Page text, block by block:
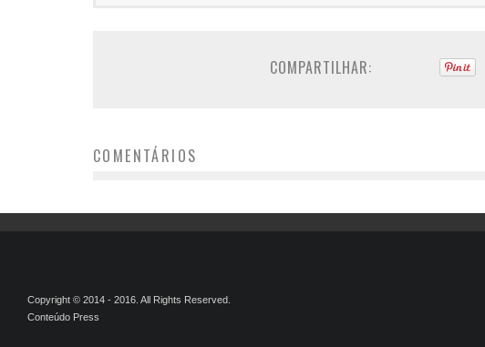
COMPARTILHAR:
COMENTÁRIOS
Copyright © 2014 - 2016. All Rights Reserved.
Conteúdo Press